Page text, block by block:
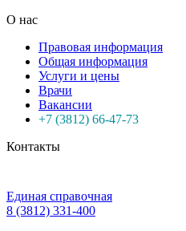
О нас
Правовая информация
Общая информация
Услуги и цены
Врачи
Вакансии
+7 (3812) 66-47-73
Контакты
Единая справочная
8 (3812) 331-400